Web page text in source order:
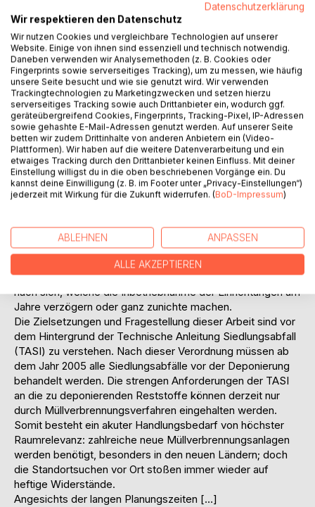
technologische Kontroversen, als Auseinandersetzungen
um vom Menschen zu verantwortende Risiken und
Chancen, zu einem wichtigen Merkmal unseres politischen
Systems geworden sind. Technik wird heute nicht mehr als
Wundermittel zur Lösung existierender Probleme gesehen,
sondern zunehmend als Bedrohung des eigenen
Lebensumfeldes.
Die entsorgungswirtschaftlichen Unternehmen sehen sich
bereits im Vorfeld der Genehmigungsverfahren massiver
Kritik ausgesetzt. Der Widerstand einzelner Bürger und
Bürgerinitiativen gegen ihre Einrichtungen wird von
professionellen Umweltschutzgruppen unterstützt: der
BUND FÜR UMWELT UND NATURSCHUTZ IN BAYERN
E.V. (BN) oder der BUNDESVERBAND
neben den Anwohnern eines Projektes offen als Gegner
von Müllverbrennungsanlagen auf. Der Disput zwischen
entsorgungswirtschaftlichen Unternehmen und diesen
Organisationen zieht meist lange Auseinandersetzungen
nach sich, welche die Inbetriebnahme der Einrichtungen um
Jahre verzögern oder ganz zunichte machen.
Die Zielsetzungen und Fragestellung dieser Arbeit sind vor
dem Hintergrund der Technische Anleitung Siedlungsabfall
(TASI) zu verstehen. Nach dieser Verordnung müssen ab
dem Jahr 2005 alle Siedlungsabfälle vor der Deponierung
behandelt werden. Die strengen Anforderungen der TASI
an die zu deponierenden Reststoffe können derzeit nur
durch Müllverbrennungsverfahren eingehalten werden.
Somit besteht ein akuter Handlungsbedarf von höchster
Raumrelevanz: zahlreiche neue Müllverbrennungsanlagen
werden benötigt, besonders in den neuen Ländern; doch
die Standortsuchen vor Ort stoßen immer wieder auf
heftige Widerstände.
Angesichts der langen Planungszeiten […]
Datenschutzerklärung
Wir respektieren den Datenschutz
Wir nutzen Cookies und vergleichbare Technologien auf unserer
Website. Einige von ihnen sind essenziell und technisch notwendig.
Daneben verwenden wir Analysemethoden (z. B. Cookies oder
Fingerprints sowie serverseitiges Tracking), um zu messen, wie häufig
unsere Seite besucht und wie sie genutzt wird. Wir verwenden
Trackingtechnologien zu Marketingzwecken und setzen hierzu
serverseitiges Tracking sowie auch Drittanbieter ein, wodurch ggf.
geräteübergreifend Cookies, Fingerprints, Tracking-Pixel, IP-Adressen
sowie gehashte E-Mail-Adressen genutzt werden. Auf unserer Seite
betten wir zudem Drittinhalte von anderen Anbietern ein (Video-
Plattformen). Wir haben auf die weitere Datenverarbeitung und ein
etwaiges Tracking durch den Drittanbieter keinen Einfluss. Mit deiner
Einstellung willigst du in die oben beschriebenen Vorgänge ein. Du
kannst deine Einwilligung (z. B. im Footer unter „Privacy-Einstellungen“)
jederzeit mit Wirkung für die Zukunft widerrufen. (BoD-Impressum)
ABLEHNEN ANPASSEN
ALLE AKZEPTIEREN